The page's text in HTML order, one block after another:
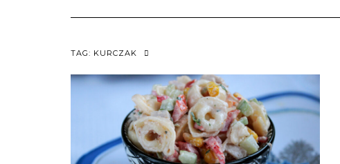
TAG: KURCZAK